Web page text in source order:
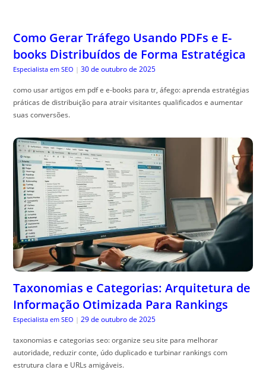
Como Gerar Tráfego Usando PDFs e E-
books Distribuídos de Forma Estratégica
Especialista em SEO | 30 de outubro de 2025
como usar artigos em pdf e e-books para tr, áfego: aprenda estratégias
práticas de distribuição para atrair visitantes qualificados e aumentar
suas conversões.
Taxonomias e Categorias: Arquitetura de
Informação Otimizada Para Rankings
Especialista em SEO | 29 de outubro de 2025
taxonomias e categorias seo: organize seu site para melhorar
autoridade, reduzir conte, údo duplicado e turbinar rankings com
estrutura clara e URLs amigáveis.